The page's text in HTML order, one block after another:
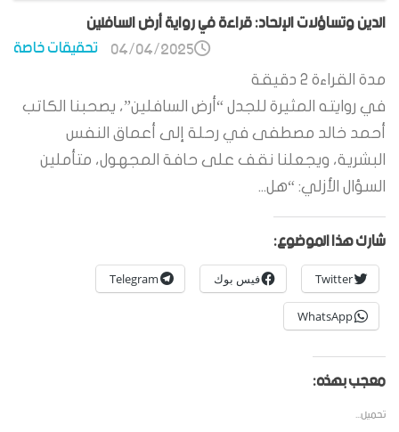
الدين وتساؤلات الإلحاد: قراءة في رواية أرض السافلين
تحقيقات خاصة 04/04/2025
مدة القراءة 2 دقيقة
في روايته المثيرة للجدل “أرض السافلين”، يصحبنا الكاتب
أحمد خالد مصطفى في رحلة إلى أعماق النفس
البشرية، ويجعلنا نقف على حافة المجهول، متأملين
السؤال الأزلي: “هل...
شارك هذا الموضوع:
Twitter فيس بوك Telegram
WhatsApp
معجب بهذه:
تحميل...